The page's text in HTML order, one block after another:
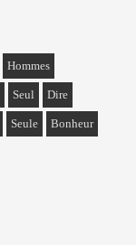
Hommes
Seul Dire
Seule Bonheur